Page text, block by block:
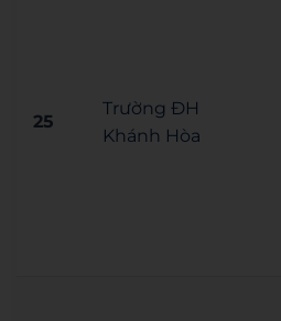
25
Trường ĐH
Khánh Hòa